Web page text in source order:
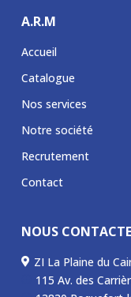
A.R.M
Accueil
Catalogue
Nos services
Notre société
Recrutement
Contact
NOUS
 ZI La Plaine du
115 Av. des